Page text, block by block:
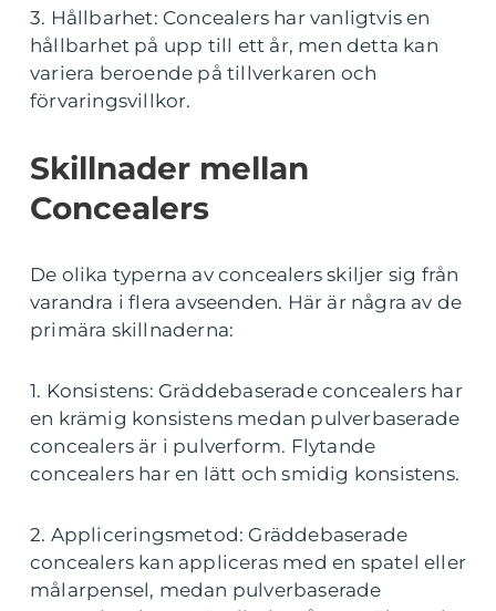
3. Hållbarhet: Concealers har vanligtvis en
hållbarhet på upp till ett år, men detta kan
variera beroende på tillverkaren och
förvaringsvillkor.
Skillnader mellan
Concealers
De olika typerna av concealers skiljer sig från
varandra i flera avseenden. Här är några av de
primära skillnaderna:
1. Konsistens: Gräddebaserade concealers har
en krämig konsistens medan pulverbaserade
concealers är i pulverform. Flytande
concealers har en lätt och smidig konsistens.
2. Appliceringsmetod: Gräddebaserade
concealers kan appliceras med en spatel eller
målarpensel, medan pulverbaserade